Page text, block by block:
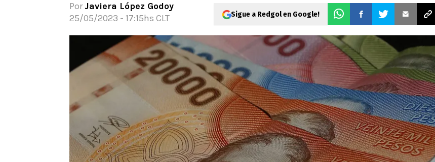
Juegos Olimpicos
Actualidad
Beneficios
Gamer
Cine
Series
Televisión
Freestyle
Red Bull Batalla
Celebrities
Noticias
Códigos
Pronósticos
Apuesta del día
Por Javiera López Godoy
25/05/2023 - 17:15hs CLT
Sigue a Redgol en Google!